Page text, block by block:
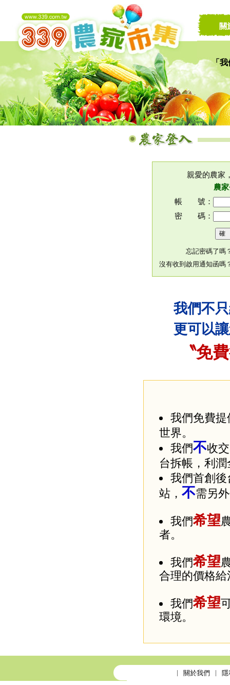
「我
讓
關
親愛的農家
農
帳 號：
密 碼：
忘記密碼了嗎
沒有收到啟用通知函嗎
我們不
更可以
〝免
我們免費
世界。
我們不收
台拆帳，利
我們首創
站， 不需另
我們希望
者。
我們希望
合理的價格給
我們希望
環境。
關於我們